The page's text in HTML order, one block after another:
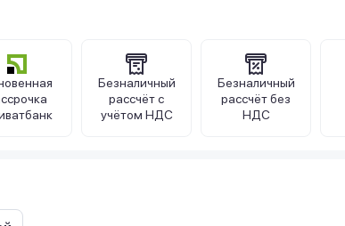
Безналичный
рассчёт с
учётом НДС
Безналичный
рассчёт без
НДС